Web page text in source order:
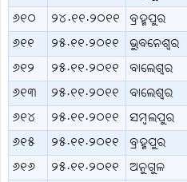
୬୧୦
୨୪.୧୧.୨୦୧୧ ବ୍ରହ୍ମପୁର
୬୧୧
୨୫.୧୧.୨୦୧୧ ଭୁବନେଶ୍ବର
୬୧୨
୨୫.୧୧.୨୦୧୧ ବାଲେଶ୍ବର
୬୧୩
୨୫.୧୧.୨୦୧୧ ବାଲେଶ୍ବର
୬୧୪
୨୫.୧୧.୨୦୧୧ ସମ୍ବଲପୁର
୬୧୫
୨୫.୧୧.୨୦୧୧ ବ୍ରହ୍ମପୁର
୬୧୬
୨୫.୧୧.୨୦୧୧ ଅନୁଗୁଳ